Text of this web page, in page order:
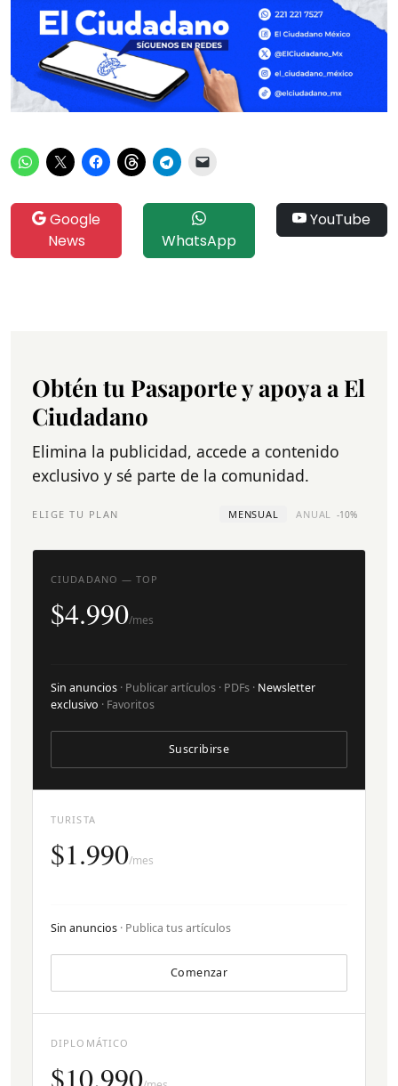
Google
News
WhatsApp
YouTube
Obtén tu Pasaporte y apoya a El
Ciudadano
Elimina la publicidad, accede a contenido
exclusivo y sé parte de la comunidad.
ELIGE TU PLAN MENSUAL ANUAL -10%
TURISTA
$1.990/mes
Sin anuncios · Publica tus artículos
Comenzar
CIUDADANO — TOP
$4.990/mes
Sin anuncios · Publicar artículos · PDFs · Newsletter
exclusivo · Favoritos
Suscribirse
DIPLOMÁTICO
$10.990